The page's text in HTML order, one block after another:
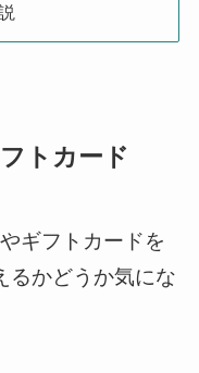
トカード
ギフトカードを
るかどうか気にな